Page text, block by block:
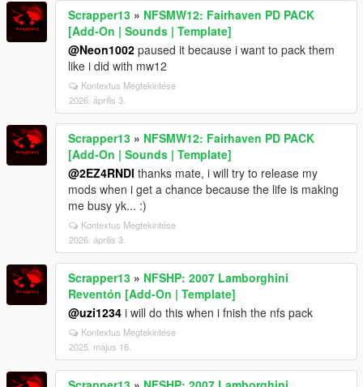
Scrapper13 » NFSMW12: Fairhaven PD PACK
[Add-On | Sounds | Template]
@Neon1002 paused it because i want to pack them
like i did with mw12
Kontextus Megtekintése
2026. április 3.
Scrapper13 » NFSMW12: Fairhaven PD PACK
[Add-On | Sounds | Template]
@2EZ4RNDI thanks mate, i will try to release my
mods when i get a chance because the life is making
me busy yk... :)
Kontextus Megtekintése
2026. április 3.
Scrapper13 » NFSHP: 2007 Lamborghini
Reventón [Add-On | Template]
@uzi1234 i will do this when i fnish the nfs pack
Kontextus Megtekintése
2025. május 16.